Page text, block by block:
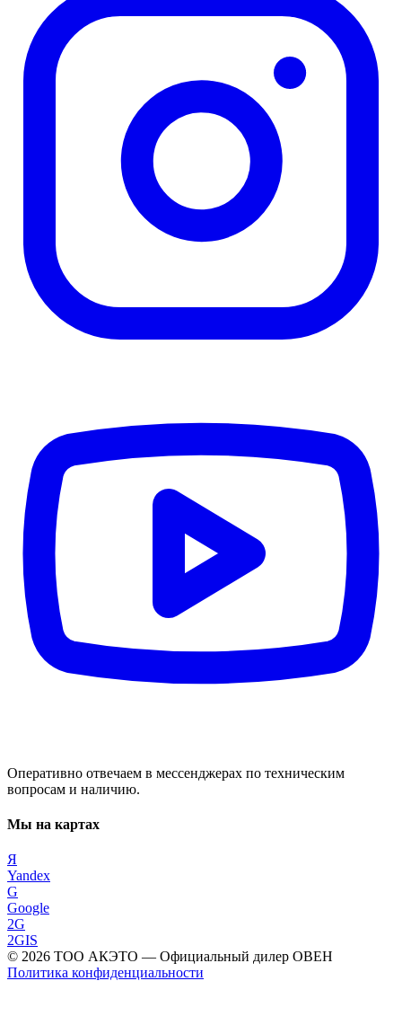
Оперативно отвечаем в мессенджерах по техническим
вопросам и наличию.
Мы на картах
Я
Yandex
G
Google
2G
2GIS
© 2026 ТОО АКЭТО — Официальный дилер ОВЕН
Политика конфиденциальности